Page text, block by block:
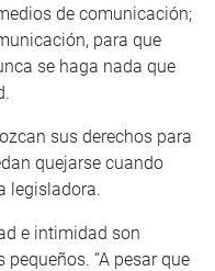
de comunicación;
para que
se haga nada que
sus derechos para
quejarse cuando
legisladora.
e intimidad son
“A pesar que